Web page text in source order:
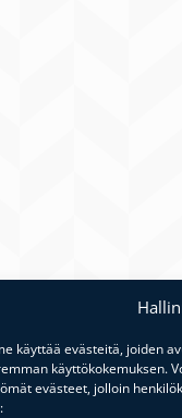
käyttää evästeitä, joiden
käyttökokemuksen.
evästeet, jolloin